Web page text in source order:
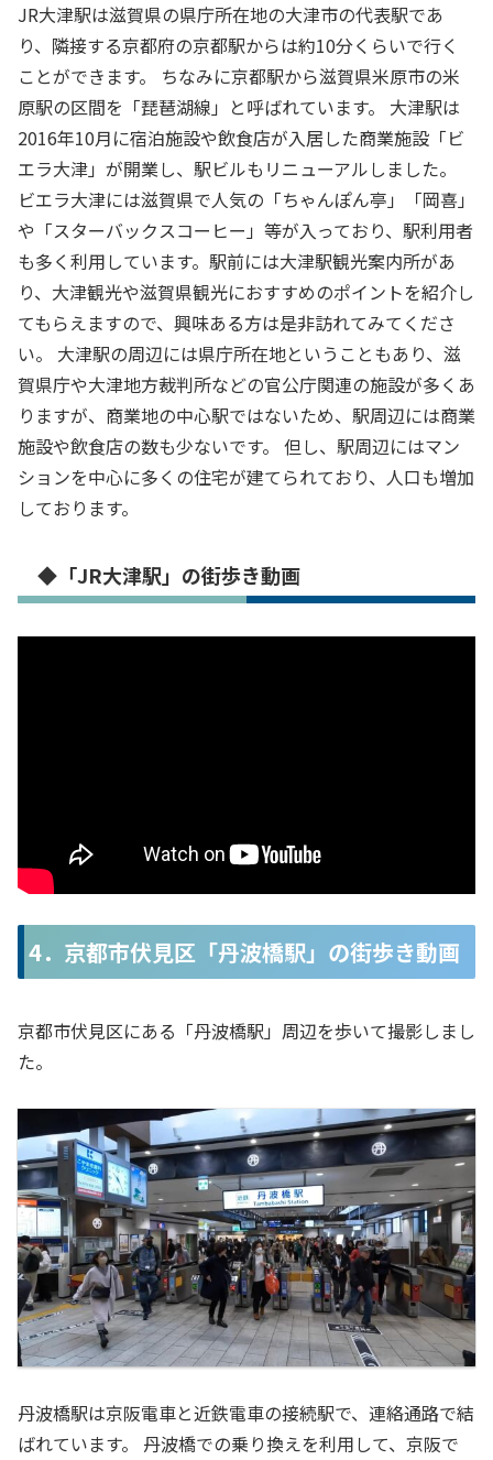
JR大津駅は滋賀県の県庁所在地の大津市の代表駅であ
り、隣接する京都府の京都駅からは約10分くらいで行く
ことができます。 ちなみに京都駅から滋賀県米原市の米
原駅の区間を「琵琶湖線」と呼ばれています。 大津駅は
2016年10月に宿泊施設や飲食店が入居した商業施設「ビ
エラ大津」が開業し、駅ビルもリニューアルしました。
ビエラ大津には滋賀県で人気の「ちゃんぽん亭」「岡喜」
や「スターバックスコーヒー」等が入っており、駅利用者
も多く利用しています。駅前には大津駅観光案内所があ
り、大津観光や滋賀県観光におすすめのポイントを紹介し
てもらえますので、興味ある方は是非訪れてみてくださ
い。 大津駅の周辺には県庁所在地ということもあり、滋
賀県庁や大津地方裁判所などの官公庁関連の施設が多くあ
りますが、商業地の中心駅ではないため、駅周辺には商業
施設や飲食店の数も少ないです。 但し、駅周辺にはマン
ションを中心に多くの住宅が建てられており、人口も増加
しております。
◆「JR大津駅」の街歩き動画
4．京都市伏見区「丹波橋駅」の街歩き動画
京都市伏見区にある「丹波橋駅」周辺を歩いて撮影しまし
た。
丹波橋駅は京阪電車と近鉄電車の接続駅で、連絡通路で結
ばれています。 丹波橋での乗り換えを利用して、京阪で